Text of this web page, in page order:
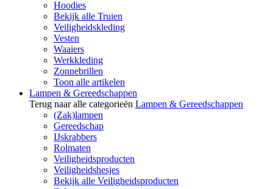
Hoodies
Bekijk alle Truien
Veiligheidskleding
Vesten
Waaiers
Werkkleding
Zonnebrillen
Toon alle artikelen
Lampen & Gereedschappen
Terug naar alle categorieën Lampen & Gereedschappen
(Zak)lampen
Gereedschap
IJskrabbers
Rolmaten
Veiligheidsproducten
Veiligheidshesjes
Bekijk alle Veiligheidsproducten